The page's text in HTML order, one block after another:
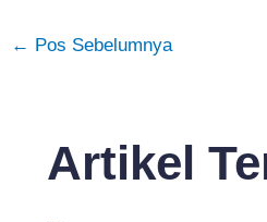
← Pos Sebelumnya
Artikel